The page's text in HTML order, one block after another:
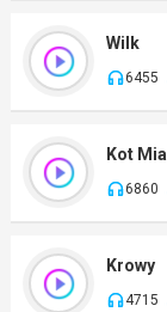
Wilk
6455
Kot
6860
Krowy
4715